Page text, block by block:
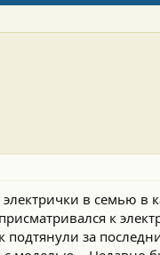
в семью в
к
подтянули за